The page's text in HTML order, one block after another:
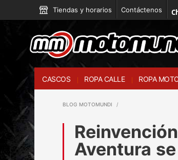
Tiendas y horarios Contáctenos
CASCOS ROPA CALLE ROPA
BLOG MOTOMUNDI
Aventura